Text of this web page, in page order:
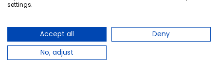
estrés y nerviosismo.
settings.
Accept all
Deny
No, adjust